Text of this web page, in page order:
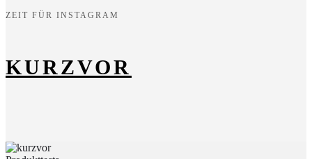
ZEIT FÜR INSTAGRAM
KURZVOR